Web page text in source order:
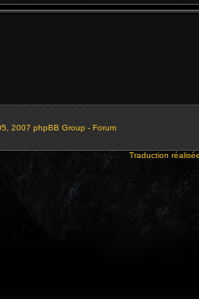
2007 phpBB Group - Forum
Traduction